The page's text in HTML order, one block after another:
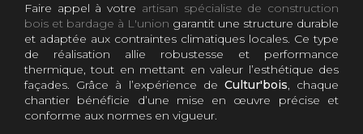
Faire appel à votre artisan spécialiste de construction
bois et bardage à L'union garantit une structure durable
et adaptée aux contraintes climatiques locales. Ce type
de réalisation allie robustesse et performance
thermique, tout en mettant en valeur l’esthétique des
façades. Grâce à l’expérience de Cultur'bois, chaque
chantier bénéficie d’une mise en œuvre précise et
conforme aux normes en vigueur.